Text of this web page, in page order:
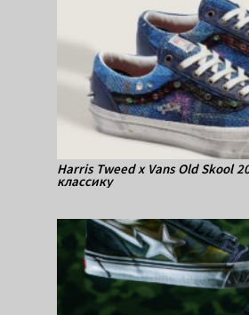
Harris Tweed x Vans Old Skool
классику